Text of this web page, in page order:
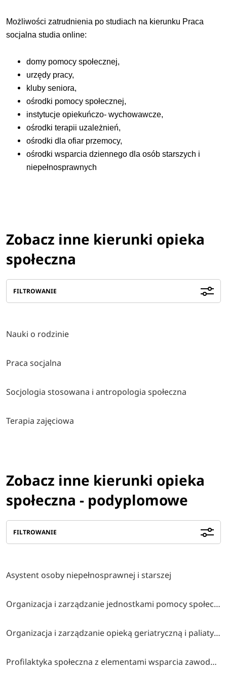
Możliwości zatrudnienia po studiach na kierunku Praca
socjalna studia online:
domy pomocy społecznej,
urzędy pracy,
kluby seniora,
ośrodki pomocy społecznej,
instytucje opiekuńczo- wychowawcze,
ośrodki terapii uzależnień,
ośrodki dla ofiar przemocy,
ośrodki wsparcia dziennego dla osób starszych i
niepełnosprawnych
Zobacz inne kierunki opieka
społeczna
FILTROWANIE
Nauki o rodzinie
Praca socjalna
Socjologia stosowana i antropologia społeczna
Terapia zajęciowa
Zobacz inne kierunki opieka
społeczna - podyplomowe
FILTROWANIE
Asystent osoby niepełnosprawnej i starszej
Organizacja i zarządzanie jednostkami pomocy społecznej
Organizacja i zarządzanie opieką geriatryczną i paliatywną z elementami rehabilitacji
Profilaktyka społeczna z elementami wsparcia zawodowego